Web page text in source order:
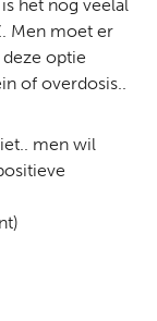
het nog veelal
Men moet er
optie
of overdosis..
men wil